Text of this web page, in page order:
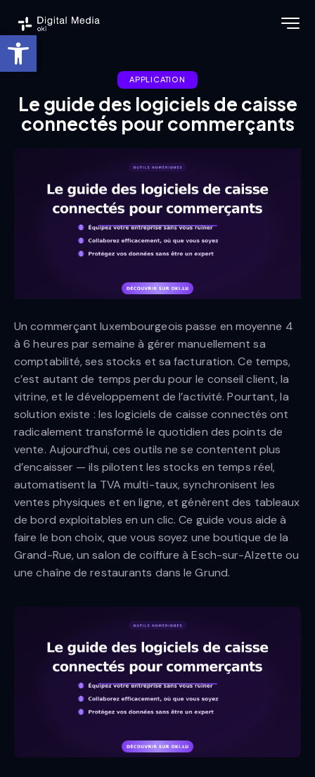
Ouvrir la barre d’outils
APPLICATION
Le guide des logiciels de caisse
connectés pour commerçants
Un commerçant luxembourgeois passe en moyenne 4
à 6 heures par semaine à gérer manuellement sa
comptabilité, ses stocks et sa facturation. Ce temps,
c’est autant de temps perdu pour le conseil client, la
vitrine, et le développement de l’activité. Pourtant, la
solution existe : les logiciels de caisse connectés ont
radicalement transformé le quotidien des points de
vente. Aujourd’hui, ces outils ne se contentent plus
d’encaisser — ils pilotent les stocks en temps réel,
automatisent la TVA multi-taux, synchronisent les
ventes physiques et en ligne, et génèrent des tableaux
de bord exploitables en un clic. Ce guide vous aide à
faire le bon choix, que vous soyez une boutique de la
Grand-Rue, un salon de coiffure à Esch-sur-Alzette ou
une chaîne de restaurants dans le Grund.